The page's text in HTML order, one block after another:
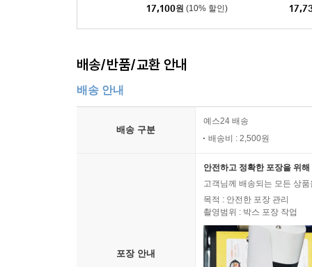
17,100원 (10% 할인)
배송/반품/교환 안내
배송 안내
배송 구분
예스24 배송
배송비 : 2,500원
포장 안내
안전하고 정확한 포장을 위
고객님께 배송되는 모든 상
목적 : 안전한 포장 관리
촬영범위 : 박스 포장 작업